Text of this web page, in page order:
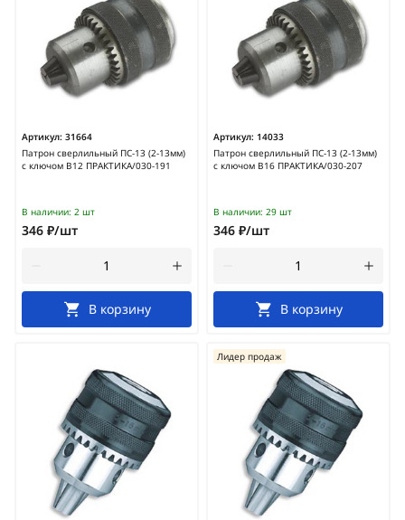
Артикул: 31664
Патрон сверлильный ПС-13 (2-13мм)
с ключом В12 ПРАКТИКА/030-191
В наличии: 2 шт
346 ₽/шт
В корзину
Артикул: 14033
Патрон сверлильный ПС-13 (2-13мм)
с ключом В16 ПРАКТИКА/030-207
В наличии: 29 шт
346 ₽/шт
В корзину
Лидер продаж